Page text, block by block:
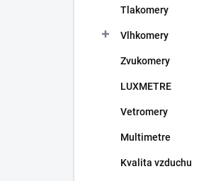
Tlakomery
Vlhkomery
Zvukomery
LUXMETRE
Vetromery
Multimetre
Kvalita vzduchu